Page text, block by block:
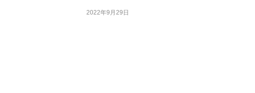
2022年9月29日